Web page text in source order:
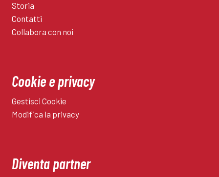
Storia
Contatti
Collabora con noi
Cookie e privacy
Gestisci Cookie
Modifica la privacy
Diventa partner